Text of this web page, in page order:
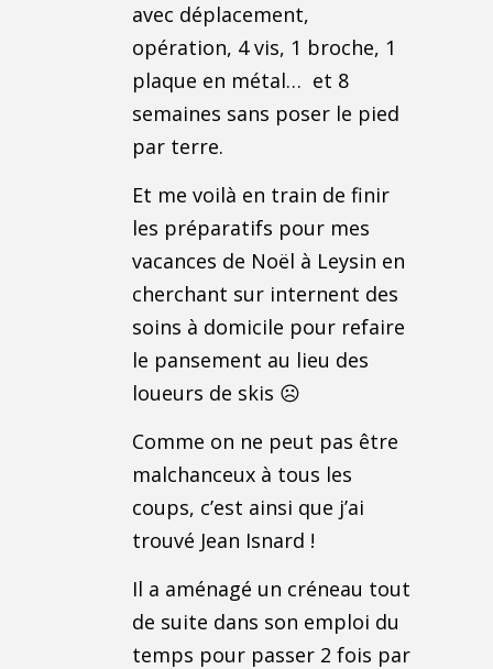
avec déplacement,
opération, 4 vis, 1 broche, 1
plaque en métal… et 8
semaines sans poser le pied
par terre.
Et me voilà en train de finir
les préparatifs pour mes
vacances de Noël à Leysin en
cherchant sur internent des
soins à domicile pour refaire
le pansement au lieu des
loueurs de skis ☹️
Comme on ne peut pas être
malchanceux à tous les
coups, c’est ainsi que j’ai
trouvé Jean Isnard !
Il a aménagé un créneau tout
de suite dans son emploi du
temps pour passer 2 fois par